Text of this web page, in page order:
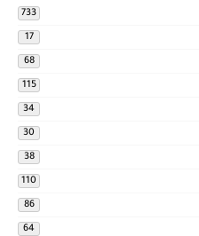
733
17
68
115
34
30
38
110
86
64